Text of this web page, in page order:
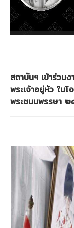
ข่าวกิจกรรม
งานวิจัยขั้วโลก
ติดต่อสถาบัน
รายงานประจำปี
อัตราจัดเก็บเงิน
สถาบันฯ เข้าร่วม
พระเจ้าอยู่หัว ใน
พระชนมพรรษา